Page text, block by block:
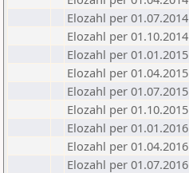
Elozahl per 01.07.2014
Elozahl per 01.10.2014
Elozahl per 01.01.2015
Elozahl per 01.04.2015
Elozahl per 01.07.2015
Elozahl per 01.10.2015
Elozahl per 01.01.2016
Elozahl per 01.04.2016
Elozahl per 01.07.2016